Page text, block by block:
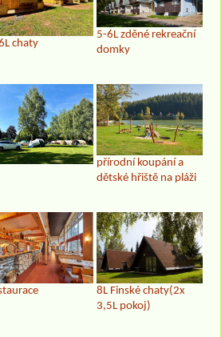
chaty
5-6L zděné rekreační
domky
přírodní koupání a
dětské hřiště na pláži
8L Finské chaty(2x
3,5L pokoj)